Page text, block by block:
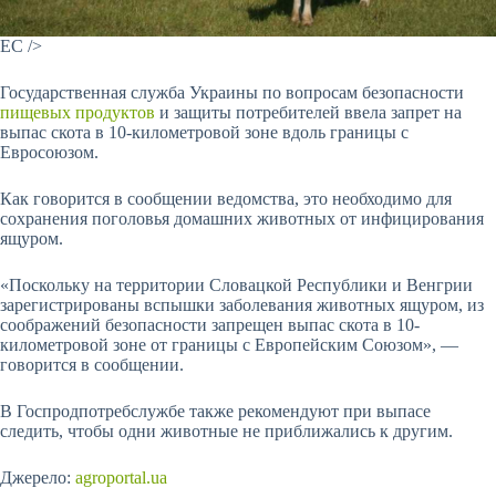
ЕС />
Государственная служба Украины по вопросам безопасности
пищевых продуктов и защиты потребителей ввела запрет на
выпас скота в 10-километровой зоне вдоль границы с
Евросоюзом.
Как говорится в сообщении ведомства, это необходимо для
сохранения поголовья домашних животных от инфицирования
ящуром.
«Поскольку на территории Словацкой Республики и Венгрии
зарегистрированы вспышки заболевания животных ящуром, из
соображений безопасности запрещен выпас скота в 10-
километровой зоне от границы с Европейским Союзом», —
говорится в сообщении.
В Госпродпотребслужбе также рекомендуют при выпасе
следить, чтобы одни животные не приближались к другим.
Джерело: agroportal.ua